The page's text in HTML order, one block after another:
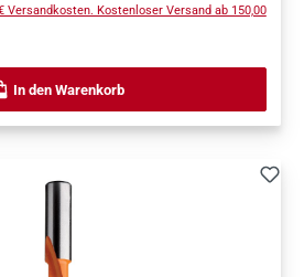
Versandkosten. Kostenloser Versand ab 150,00
In den Warenkorb